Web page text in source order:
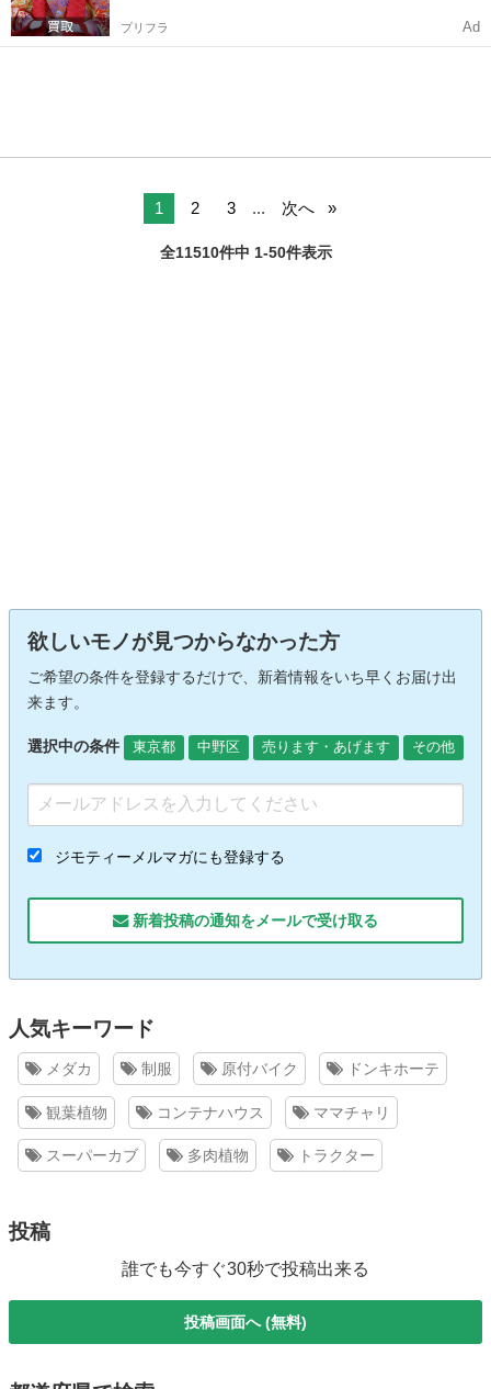
プリフラ Ad
1 2 3 ... 次へ
全11510件中 1-50件表示
欲しいモノが見つからなかった方
ご希望の条件を登録するだけで、新着情報をいち早くお届け出
来ます。
選択中の条件 東京都 中野区 売ります・あげます その他
ジモティーメルマガにも登録する
新着投稿の通知をメールで受け取る
人気キーワード
メダカ 制服 原付バイク ドンキホーテ
観葉植物 コンテナハウス ママチャリ
スーパーカブ 多肉植物 トラクター
投稿
誰でも今すぐ30秒で投稿出来る
投稿画面へ (無料)